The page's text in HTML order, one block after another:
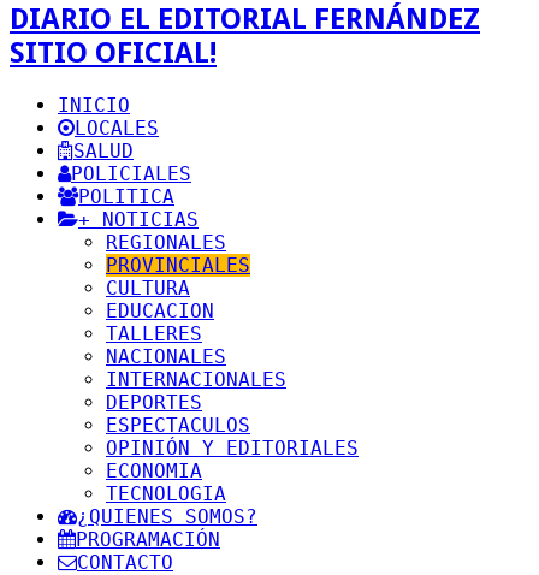
DIARIO EL EDITORIAL FERNÁNDEZ
SITIO OFICIAL!
INICIO
LOCALES
SALUD
POLICIALES
POLITICA
+ NOTICIAS
REGIONALES
PROVINCIALES
CULTURA
EDUCACION
TALLERES
NACIONALES
INTERNACIONALES
DEPORTES
ESPECTACULOS
OPINIÓN Y EDITORIALES
ECONOMIA
TECNOLOGIA
¿QUIENES SOMOS?
PROGRAMACIÓN
CONTACTO